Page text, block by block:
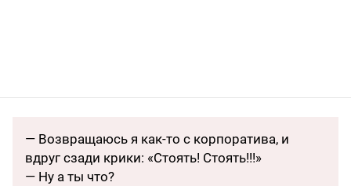
— Возвращаюсь я как-то с корпоратива, и
вдруг сзади крики: «Стоять! Стоять!!!»
— Ну а ты что?